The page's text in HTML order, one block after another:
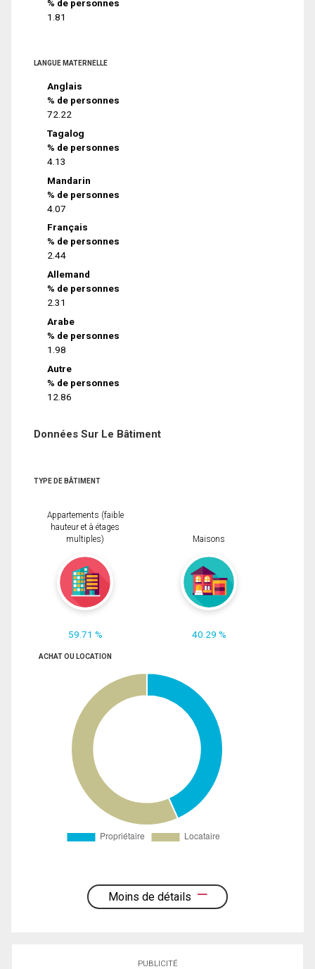
% de personnes
1.81
LANGUE MATERNELLE
Anglais
% de personnes
72.22
Tagalog
% de personnes
4.13
Mandarin
% de personnes
4.07
Français
% de personnes
2.44
Allemand
% de personnes
2.31
Arabe
% de personnes
1.98
Autre
% de personnes
12.86
Données Sur Le Bâtiment
TYPE DE BÂTIMENT
Appartements (faible
hauteur et à étages
multiples)
59.71 %
Maisons
40.29 %
ACHAT OU LOCATION
Moins de détails
PUBLICITÉ